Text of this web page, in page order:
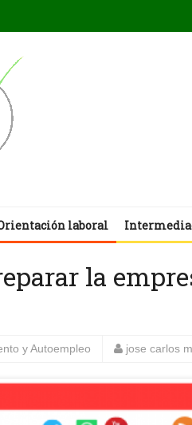
laboral
la
y Autoempleo jose carlos